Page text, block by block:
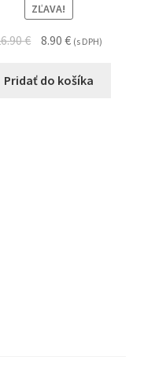
ZĽAVA!
€ 8.90€ (s DPH)
Pridať do košíka